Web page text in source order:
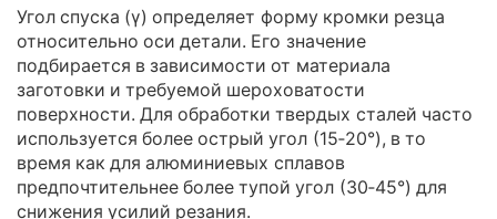
Угол спуска (γ) определяет форму кромки резца
относительно оси детали. Его значение
подбирается в зависимости от материала
заготовки и требуемой шероховатости
поверхности. Для обработки твердых сталей часто
используется более острый угол (15‑20°), в то
время как для алюминиевых сплавов
предпочтительнее более тупой угол (30‑45°) для
снижения усилий резания.